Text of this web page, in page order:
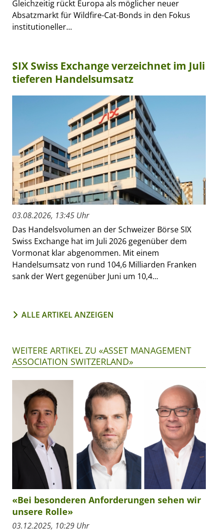
Gleichzeitig rückt Europa als möglicher neuer
Absatzmarkt für Wildfire-Cat-Bonds in den Fokus
institutioneller...
SIX Swiss Exchange verzeichnet im Juli
tieferen Handelsumsatz
03.08.2026, 13:45 Uhr
Das Handelsvolumen an der Schweizer Börse SIX
Swiss Exchange hat im Juli 2026 gegenüber dem
Vormonat klar abgenommen. Mit einem
Handelsumsatz von rund 104,6 Milliarden Franken
sank der Wert gegenüber Juni um 10,4...
ALLE ARTIKEL ANZEIGEN
WEITERE ARTIKEL ZU «ASSET MANAGEMENT
ASSOCIATION SWITZERLAND»
«Bei besonderen Anforderungen sehen wir
unsere Rolle»
03.12.2025, 10:29 Uhr